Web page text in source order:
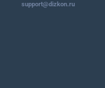
support@dizkon.ru